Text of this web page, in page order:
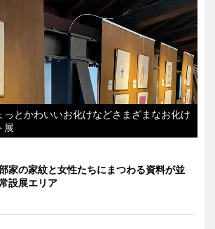
っとかわいいお化けなどさまざまなお化け
展
家の家紋と女性たちにまつわる資料が並
設展エリア